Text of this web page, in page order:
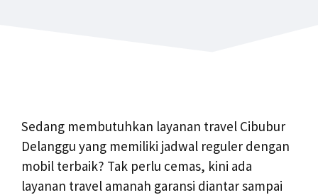
Sedang membutuhkan layanan travel Cibubur
Delanggu yang memiliki jadwal reguler dengan
mobil terbaik? Tak perlu cemas, kini ada
layanan travel amanah garansi diantar sampai